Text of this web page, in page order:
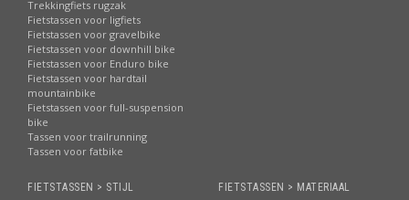
Trekkingfiets rugzak
Fietstassen voor ligfiets
Fietstassen voor gravelbike
Fietstassen voor downhill bike
Fietstassen voor Enduro bike
Fietstassen voor hardtail
mountainbike
Fietstassen voor full-suspension
bike
Tassen voor trailrunning
Tassen voor fatbike
FIETSTASSEN > STIJL FIETSTASSEN > MATERIAAL